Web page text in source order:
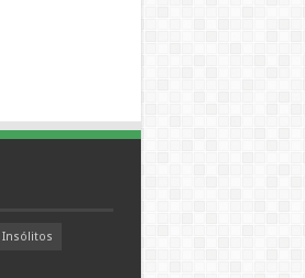
Insólitos